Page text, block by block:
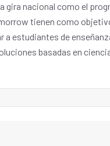
gira nacional como el
tienen como
a estudiantes de
basadas en